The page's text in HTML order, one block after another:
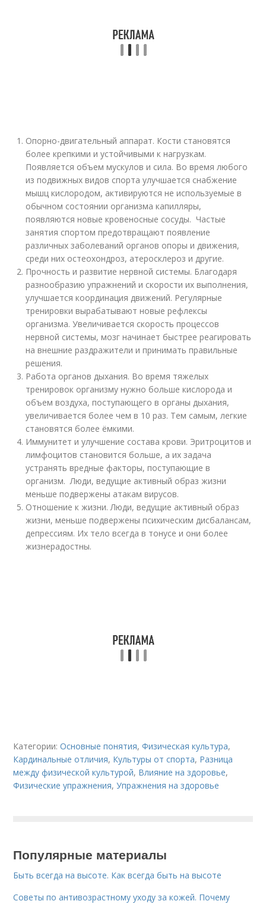
Опорно-двигательный аппарат. Кости становятся
более крепкими и устойчивыми к нагрузкам.
Появляется объем мускулов и сила. Во время любого
из подвижных видов спорта улучшается снабжение
мышц кислородом, активируются не используемые в
обычном состоянии организма капилляры,
появляются новые кровеносные сосуды. Частые
занятия спортом предотвращают появление
различных заболеваний органов опоры и движения,
среди них остеохондроз, атеросклероз и другие.
Прочность и развитие нервной системы. Благодаря
разнообразию упражнений и скорости их выполнения,
улучшается координация движений. Регулярные
тренировки вырабатывают новые рефлексы
организма. Увеличивается скорость процессов
нервной системы, мозг начинает быстрее реагировать
на внешние раздражители и принимать правильные
решения.
Работа органов дыхания. Во время тяжелых
тренировок организму нужно больше кислорода и
объем воздуха, поступающего в органы дыхания,
увеличивается более чем в 10 раз. Тем самым, легкие
становятся более ёмкими.
Иммунитет и улучшение состава крови. Эритроцитов и
лимфоцитов становится больше, а их задача
устранять вредные факторы, поступающие в
организм. Люди, ведущие активный образ жизни
меньше подвержены атакам вирусов.
Отношение к жизни. Люди, ведущие активный образ
жизни, меньше подвержены психическим дисбалансам,
депрессиям. Их тело всегда в тонусе и они более
жизнерадостны.
Категории:Основные понятия,Физическая культура,
Кардинальные отличия, Культуры от спорта, Разница
между физической культурой, Влияние на здоровье,
Физические упражнения,Упражнения на здоровье
Популярные материалы
Быть всегда на высоте. Как всегда быть на высоте
Советы по антивозрастному уходу за кожей. Почему